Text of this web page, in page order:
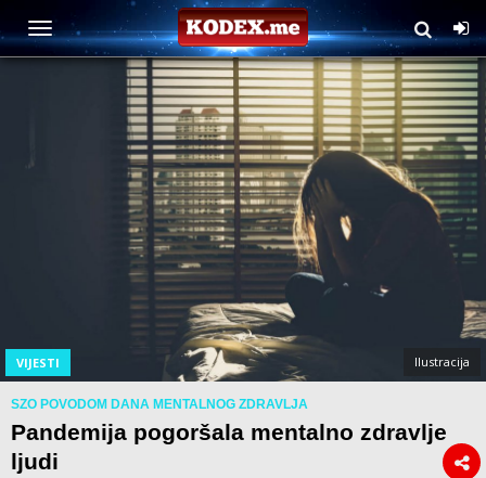
VIJESTI Ilustracija
SZO POVODOM DANA MENTALNOG ZDRAVLJA
Pandemija pogoršala mentalno zdravlje
ljudi